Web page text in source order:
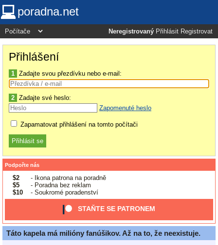
poradna.net
Neregistrovaný Přihlásit Registrovat
Přihlášení
1 Zadajte svou přezdívku nebo e-mail:
2 Zadajte své heslo:
Zapomenuté heslo
Zapamatovat přihlášení na tomto počítači
Podpořte nás
$2
- Ikona patrona na poradně
$5
- Poradna bez reklam
$10
- Soukromé poradenství
STAŇTE SE PATRONEM
Táto kapela má milióny fanúšikov. Až na to, že neexistuje.